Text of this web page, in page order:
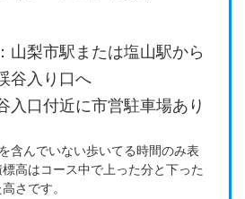
山梨市駅または塩山駅から
谷入り口へ
入口付近に市営駐車場あり
含んでいない歩いてる時間のみ表
高はコース中で上った分と下った
さです。